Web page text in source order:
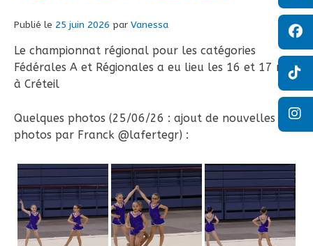
Publié le 25 juin 2026 par Vanessa
Le championnat régional pour les catégories
Fédérales A et Régionales a eu lieu les 16 et 17 mai
à Créteil
Quelques photos (25/06/26 : ajout de nouvelles
photos par Franck @lafertegr) :